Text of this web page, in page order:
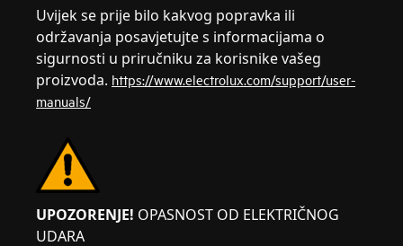
Uvijek se prije bilo kakvog popravka ili
održavanja posavjetujte s informacijama o
sigurnosti u priručniku za korisnike vašeg
proizvoda. https://www.electrolux.com/support/user-
manuals/
UPOZORENJE! OPASNOST OD ELEKTRIČNOG
UDARA